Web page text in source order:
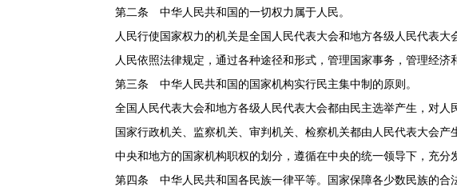
第二条 中华人民共和国的一切权力属于人民。
人民行使国家权力的机关是全国人民代表大会和地方各级人民代表大会
人民依照法律规定，通过各种途径和形式，管理国家事务，管理经济
第三条 中华人民共和国的国家机构实行民主集中制的原则。
全国人民代表大会和地方各级人民代表大会都由民主选举产生，对人
国家行政机关、监察机关、审判机关、检察机关都由人民代表大会产
中央和地方的国家机构职权的划分，遵循在中央的统一领导下，充分
第四条 中华人民共和国各民族一律平等。国家保障各少数民族的合法